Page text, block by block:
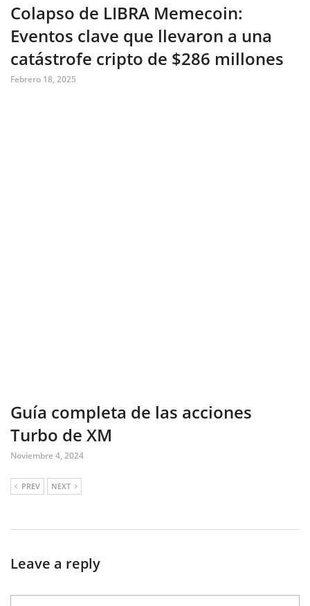
Colapso de LIBRA Memecoin:
Eventos clave que llevaron a una
catástrofe cripto de $286 millones
Febrero 18, 2025
Guía completa de las acciones
Turbo de XM
Noviembre 4, 2024
PREV NEXT
Leave a reply